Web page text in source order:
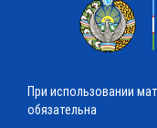
При использовании
обязательна